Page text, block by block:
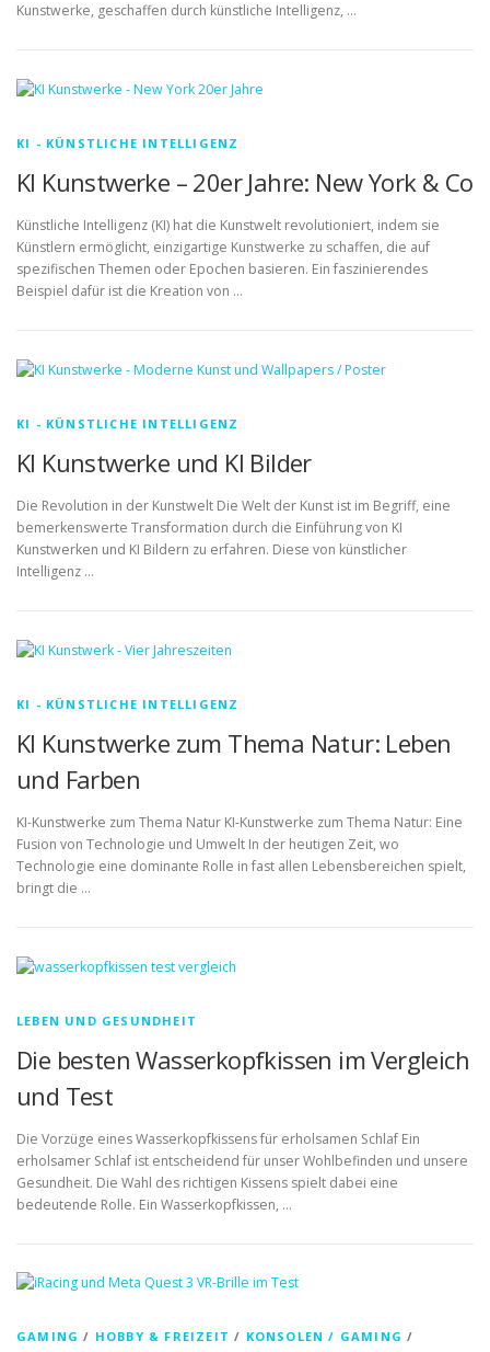
Kunstwerke, geschaffen durch künstliche Intelligenz, …
KI - KÜNSTLICHE INTELLIGENZ
KI Kunstwerke – 20er Jahre: New York & Co
Künstliche Intelligenz (KI) hat die Kunstwelt revolutioniert, indem sie
Künstlern ermöglicht, einzigartige Kunstwerke zu schaffen, die auf
spezifischen Themen oder Epochen basieren. Ein faszinierendes
Beispiel dafür ist die Kreation von …
KI - KÜNSTLICHE INTELLIGENZ
KI Kunstwerke und KI Bilder
Die Revolution in der Kunstwelt Die Welt der Kunst ist im Begriff, eine
bemerkenswerte Transformation durch die Einführung von KI
Kunstwerken und KI Bildern zu erfahren. Diese von künstlicher
Intelligenz …
KI - KÜNSTLICHE INTELLIGENZ
KI Kunstwerke zum Thema Natur: Leben
und Farben
KI-Kunstwerke zum Thema Natur KI-Kunstwerke zum Thema Natur: Eine
Fusion von Technologie und Umwelt In der heutigen Zeit, wo
Technologie eine dominante Rolle in fast allen Lebensbereichen spielt,
bringt die …
LEBEN UND GESUNDHEIT
Die besten Wasserkopfkissen im Vergleich
und Test
Die Vorzüge eines Wasserkopfkissens für erholsamen Schlaf Ein
erholsamer Schlaf ist entscheidend für unser Wohlbefinden und unsere
Gesundheit. Die Wahl des richtigen Kissens spielt dabei eine
bedeutende Rolle. Ein Wasserkopfkissen, …
GAMING / HOBBY & FREIZEIT / KONSOLEN / GAMING /